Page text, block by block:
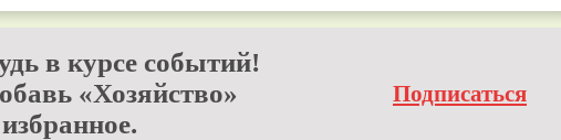
в курсе событий!
«Хозяйство»
Подписаться